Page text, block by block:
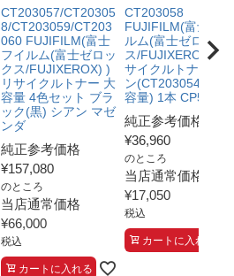
CT203057/CT20305
8/CT203059/CT203
060 FUJIFILM(富士
フイルム(富士ゼロッ
クス/FUJIXEROX) )
リサイクルトナー 大
容量 4色セット ブラ
ック(黒) シアン マゼ
ンダ
純正参考価格
¥157,080
のところ
当店通常価格
¥66,000
税込
カートに入れる
CT203058
FUJIFILM(富士フイ
ルム(富士ゼロック
ス/FUJIXEROX) )
サイクルトナー シ
ン(CT203054 の 大
容量) 1本 CP500d
純正参考価格
¥36,960
のところ
当店通常価格
¥17,050
税込
カートに入れる